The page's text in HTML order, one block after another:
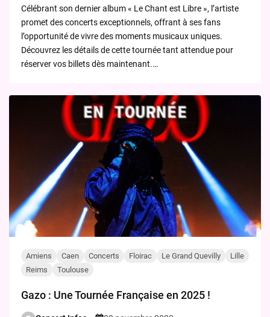
Célébrant son dernier album « Le Chant est Libre », l’artiste
promet des concerts exceptionnels, offrant à ses fans
l’opportunité de vivre des moments musicaux uniques.
Découvrez les détails de cette tournée tant attendue pour
réserver vos billets dès maintenant.…
Amiens Caen Concerts Floirac Le Grand Quevilly
Lille
Reims
Toulouse
Gazo : Une Tournée Française en 2025 !